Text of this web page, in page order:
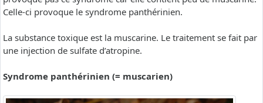
Celle-ci provoque le syndrome panthérinien.
La substance toxique est la muscarine. Le traitement se fait par
une injection de sulfate d’atropine.
Syndrome panthérinien (= muscarien)